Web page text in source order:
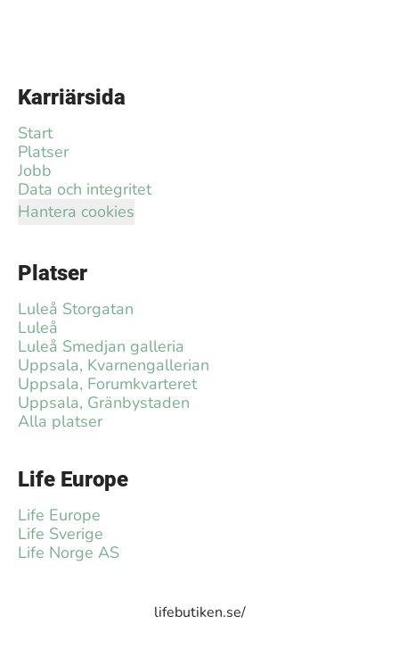
Karriärsida
Start
Platser
Jobb
Data och integritet
Hantera cookies
Platser
Luleå Storgatan
Luleå
Luleå Smedjan galleria
Uppsala, Kvarnengallerian
Uppsala, Forumkvarteret
Uppsala, Gränbystaden
Alla platser
Life Europe
Life Europe
Life Sverige
Life Norge AS
lifebutiken.se/